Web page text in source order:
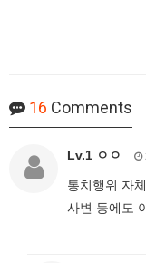
16 Comments
Lv.1 ㅇㅇ
통치행위 자
사변 등에도